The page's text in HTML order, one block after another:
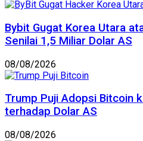
Bybit Gugat Korea Utara
Senilai 1,5 Miliar Dolar AS
08/08/2026
Trump Puji Adopsi Bitcoin
terhadap Dolar AS
08/08/2026